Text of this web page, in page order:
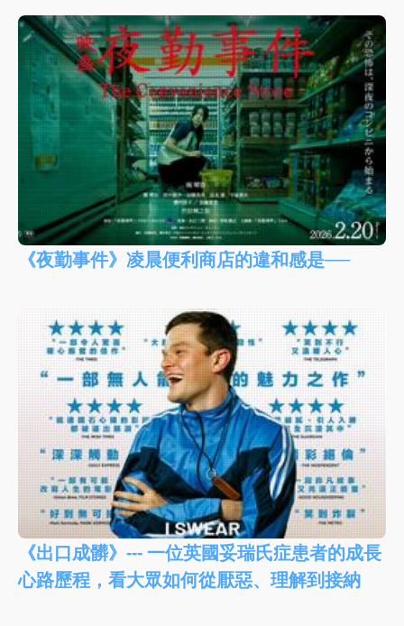
《夜勤事件》凌晨便利商店的違和感是──
《出口成髒》--- 一位英國妥瑞氏症患者的成長
心路歷程，看大眾如何從厭惡、理解到接納